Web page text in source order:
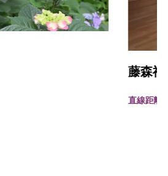
藤森神社宝物殿
直線距離 : 0.7km